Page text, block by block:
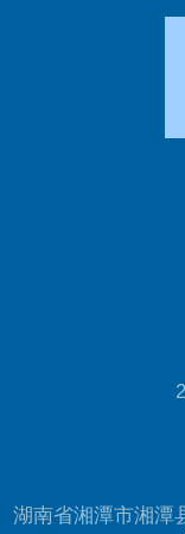
湖南省湘潭市湘潭